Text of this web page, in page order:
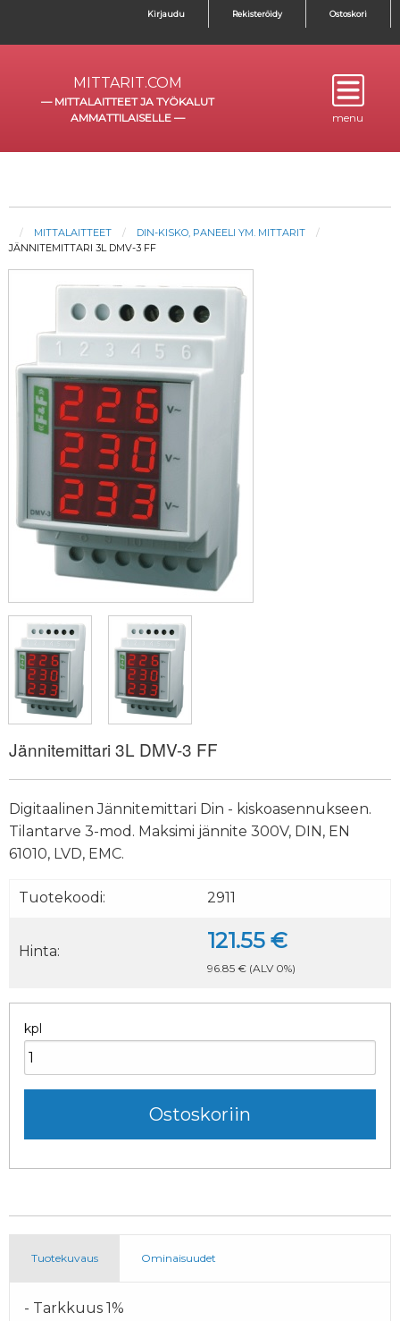
Kirjaudu Rekisteröidy Ostoskori
MITTARIT.COM
— MITTALAITTEET JA TYÖKALUT
AMMATTILAISELLE — menu
MITTALAITTEET
DIN-KISKO, PANEELI YM. MITTARIT
JÄNNITEMITTARI 3L DMV-3 FF
Jännitemittari 3L DMV-3 FF
Digitaalinen Jännitemittari Din - kiskoasennukseen.
Tilantarve 3-mod. Maksimi jännite 300V, DIN, EN
61010, LVD, EMC.
Tuotekoodi: 2911
Hinta: 121.55 €
96.85 € (ALV 0%)
kpl
Tuotekuvaus Ominaisuudet
- Tarkkuus 1%